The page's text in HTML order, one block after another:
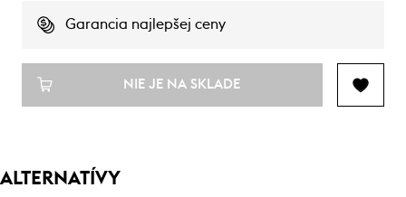
Garancia najlepšej ceny
NIE JE NA SKLADE
ALTERNATÍVY